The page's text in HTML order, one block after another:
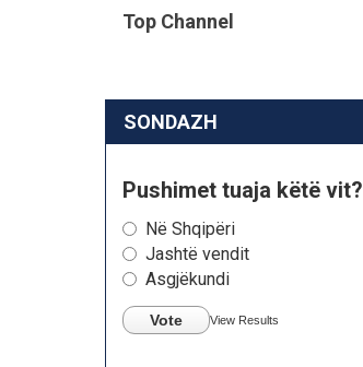
Top Channel
SONDAZH
Pushimet tuaja këtë vit?
Në Shqipëri
Jashtë vendit
Asgjëkundi
Vote View Results